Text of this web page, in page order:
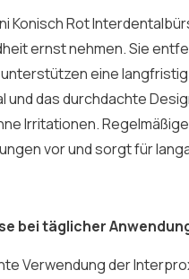
Konisch Rot
ernst nehmen. Sie
eine
das durchdachte
Irritationen.
vor und sorgt für
bei täglicher
Verwendung der